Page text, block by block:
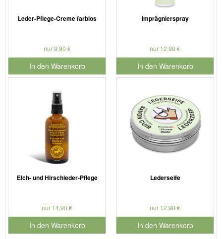
Leder-Pflege-Creme farblos
nur 9,90 €
In den Warenkorb
für Produktnummer 901186
Imprägnierspray
nur 12,90 €
In den Warenkorb
für Produktnummer 901126
Elch- und Hirschleder-Pflege
nur 14,90 €
In den Warenkorb
für Produktnummer 901181
Lederseife
nur 12,90 €
In den Warenkorb
für Produktnummer 901127